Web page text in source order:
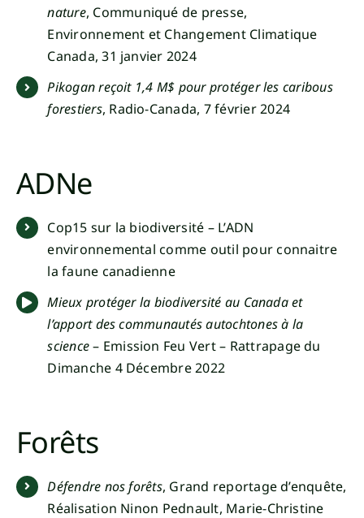
nature, Communiqué de presse,
Environnement et Changement Climatique
Canada, 31 janvier 2024
Pikogan reçoit 1,4 M$ pour protéger les caribous
forestiers, Radio-Canada, 7 février 2024
ADNe
Cop15 sur la biodiversité – L’ADN
environnemental comme outil pour connaitre
la faune canadienne
Mieux protéger la biodiversité au Canada et
l’apport des communautés autochtones à la
science– Emission Feu Vert – Rattrapage du
Dimanche 4 Décembre 2022
Forêts
Défendre nos forêts, Grand reportage d’enquête,
Réalisation Ninon Pednault, Marie-Christine